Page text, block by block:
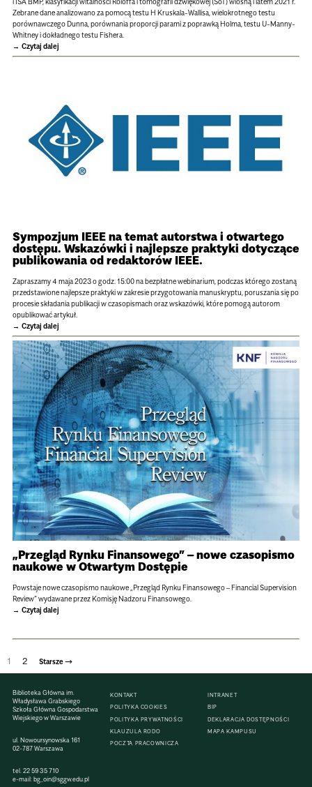
Zebrane dane analizowano za pomocą testu H Kruskala-Wallisa, wielokrotnego testu
porównawczego Dunna, porównania proporcji parami z poprawką Holma, testu U-Manny-
Whitney i dokładnego testu Fishera.
Czytaj dalej
Sympozjum IEEE na temat autorstwa i otwartego
dostępu. Wskazówki i najlepsze praktyki dotyczące
publikowania od redaktorów IEEE.
Zapraszamy 4 maja 2023 o godz. 15:00 na bezpłatne webinarium, podczas którego zostaną
przedstawione najlepsze praktyki w zakresie przygotowania manuskryptu, poruszania się po
procesie składania publikacji w czasopismach oraz wskazówki, które pomogą autorom
opublikować artykuł.
Czytaj dalej
„Przegląd Rynku Finansowego” – nowe czasopismo
naukowe w Otwartym Dostępie
Powstaje nowe czasopismo naukowe „Przegląd Rynku Finansowego – Financial Supervision
Review” wydawane przez Komisję Nadzoru Finansowego.
Czytaj dalej
Stronicowanie
wpisów
1 2 Starsze→
Biblioteka Główna im.
Władysława Grabskiego
Szkoła Główna Gospodarstwa
Wiejskiego w Warszawie
ul. Nowoursynowska 161
02-787 Warszawa
tel. 22 59 35 710
e-mail:bg_oin@sggw.edu.pl
KONTAKT
POLITYKA COOKIES
POLITYKA PRYWATNOŚCI
KLAUZULA RODO
POCZTA PRACOWNICZA
INTRANET
BIP
DEKLARACJA DOSTĘPNOŚCI
MAPA KAMPUSU